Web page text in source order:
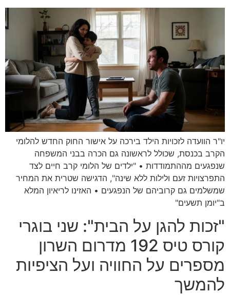
יו"ר הוועדה לזכויות הילד בירכה על אישור החוק החדש להלומי
הקרב בכנסת, שכולל לראשונה גם הכרה בבני המשפחה
שנפגעים מההתמודדות • "ילדים של הלומי קרב חיים לצד
התפרצויות זעם ולילות ללא שינה", הדגישה שטרית את המחיר
שמשלמים גם קרוביהם של הנפגעים • האזינו לריאיון המלא
ב"יומן תשעים"
"זכות להגן על הבית": שני בוגרי
קורס טיס 192 מדרום השרון
מספרים על החוויה ועל הציפיות
להמשך